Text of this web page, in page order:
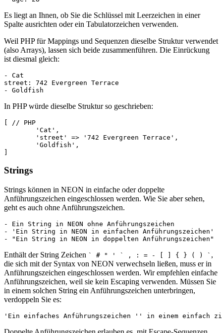
Es liegt an Ihnen, ob Sie die Schlüssel mit Leerzeichen in einer
Spalte ausrichten oder ein Tabulatorzeichen verwenden.
Weil PHP für Mappings und Sequenzen dieselbe Struktur verwendet
(also Arrays), lassen sich beide zusammenführen. Die Einrückung
ist diesmal gleich:
- Cat
street: 742 Evergreen Terrace
In PHP würde dieselbe Struktur so geschrieben:
[ // PHP
Strings
Strings können in NEON in einfache oder doppelte
Anführungszeichen eingeschlossen werden. Wie Sie aber sehen,
geht es auch ohne Anführungszeichen.
- Ein String in NEON ohne Anführungszeichen
- 'Ein String in NEON in einfachen Anführungszeichen'
Enthält der String Zeichen ` # " ' ` , : = - [ ] { } ( ) ` ,
die sich mit der Syntax von NEON verwechseln ließen, muss er in
Anführungszeichen eingeschlossen werden. Wir empfehlen einfache
Anführungszeichen, weil sie kein Escaping verwenden. Müssen Sie
in einem solchen String ein Anführungszeichen unterbringen,
verdoppeln Sie es: